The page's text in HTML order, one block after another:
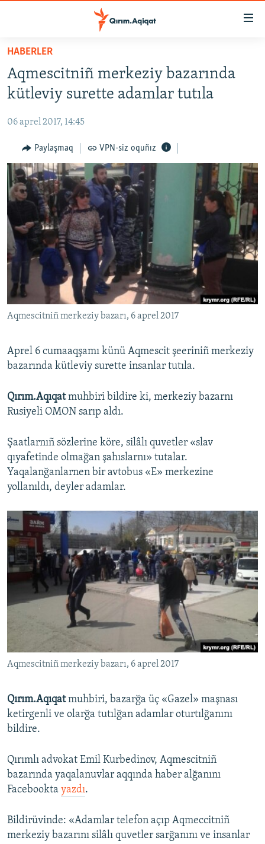
Esas
qaytmaq
Baş
navigatsiyağa
qaytmaq
qaytmaq
SİYASET
İQTİSADİYAT
CEMİYET
MEDENİYET
İNSAN AQLARI
VİDEO
BLOGLAR
FİKİR
Русский
Українською
RFE/RS bütün saytları
HABERLER
Aqmescitniñ merkeziy bazarında
kütleviy surette adamlar tutıla
06 aprel 2017, 14:45
Paylaşmaq VPN-siz oquñız
Aqmescitniñ merkeziy bazarı, 6 aprel 2017
Aprel 6 cumaaqşamı künü Aqmescit şeeriniñ merkeziy
bazarında kütleviy surette insanlar tutıla.
Qırım.Aqıqatmuhbiri bildire ki, merkeziy bazarnı
Rusiyeli OMON sarıp aldı.
Şaatlarnıñ sözlerine köre, silâlı quvetler «slav
qıyafetinde olmağan şahıslarnı» tutalar.
Yaqalanğanlarnen bir avtobus «E» merkezine
yollanıldı, deyler adamlar.
Aqmescitniñ merkeziy bazarı, 6 aprel 2017
Qırım.Aqıqatmuhbiri, bazarğa üç «Gazel» maşnası
ketirgenli ve olarğa tutılğan adamlar oturtılğanını
bildire.
Qırımlı advokat Emil Kurbedinov, Aqmescitniñ
bazarında yaqalanuvlar aqqında haber alğanını
Facebookta yazdı.
Bildirüvinde: «Adamlar telefon açıp Aqmeccitniñ
merkeziy bazarını silâlı quvetler sarğanını ve insanlar